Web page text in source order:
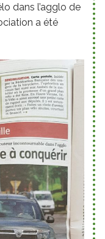
dans l’agglo de
a été